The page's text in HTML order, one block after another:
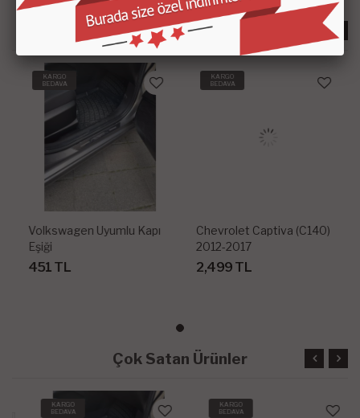
Bu Ürünler İlginizi Çekebilir
KARGO
BEDAVA
Volkswagen Uyumlu Kapı
Eşiği
451 TL
KARGO
BEDAVA
Chevrolet Captiva (c140)
2012-2017
2,499 TL
Çok Satan Ürünler
KARGO
BEDAVA
KARGO
BEDAVA